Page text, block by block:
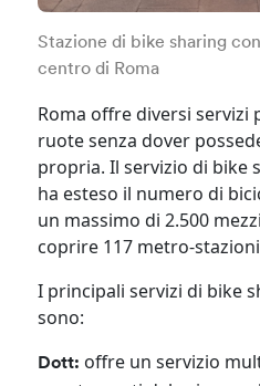
Stazione di bike sharing
centro di Roma
Roma offre diversi servizi
ruote senza dover
propria. Il servizio di bike
ha esteso il numero di
un massimo di 2.500
coprire 117 metro-
I principali servizi di bike
sono:
Dott: offre un servizio